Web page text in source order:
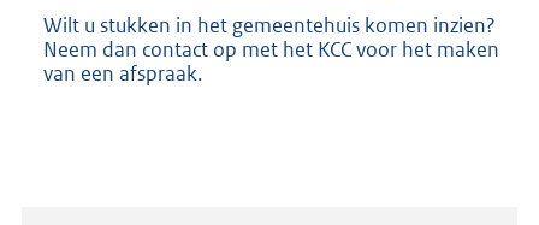
Wilt u stukken in het gemeentehuis komen inzien?
Neem dan contact op met het KCC voor het maken
van een afspraak.